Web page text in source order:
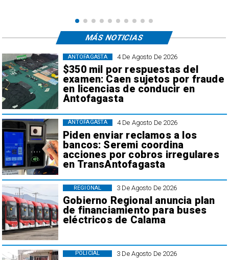
4 De Agosto De 2026
$350 mil por respuestas del
examen: Caen sujetos por fraude
en licencias de conducir en
Antofagasta
ANTOFAGASTA
4 De Agosto De 2026
Piden enviar reclamos a los
bancos: Seremi coordina
acciones por cobros irregulares
en TransAntofagasta
ANTOFAGASTA
3 De Agosto De 2026
Gobierno Regional anuncia plan
de financiamiento para buses
eléctricos de Calama
REGIONAL
3 De Agosto De 2026
POLICIAL
MÁS NOTICIAS